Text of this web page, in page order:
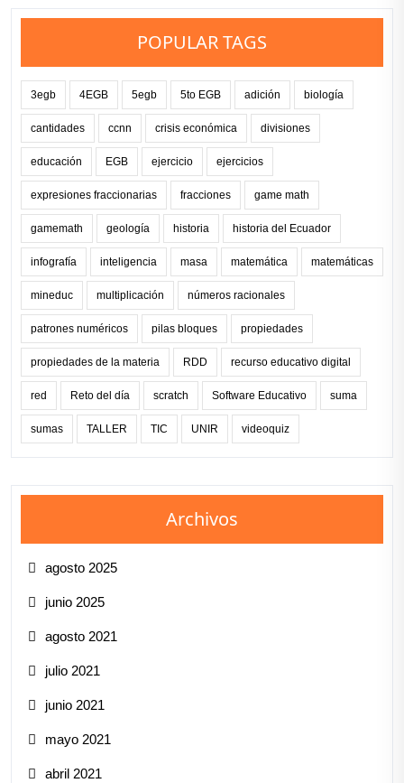
POPULAR TAGS
3egb 4EGB 5egb 5to EGB adición biología
cantidades ccnn crisis económica divisiones
educación EGB ejercicio ejercicios
expresiones fraccionarias fracciones game math
gamemath geología historia historia del Ecuador
infografía inteligencia masa matemática matemáticas
mineduc multiplicación números racionales
patrones numéricos pilas bloques propiedades
propiedades de la materia RDD recurso educativo digital
red Reto del día scratch Software Educativo suma
sumas TALLER TIC UNIR videoquiz
Archivos
agosto 2025
junio 2025
agosto 2021
julio 2021
junio 2021
mayo 2021
abril 2021